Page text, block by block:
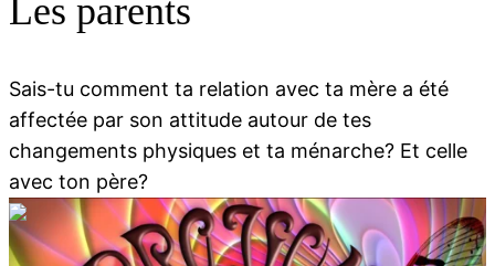
Les parents
Sais-tu comment ta relation avec ta mère a été
affectée par son attitude autour de tes
changements physiques et ta ménarche? Et celle
avec ton père?